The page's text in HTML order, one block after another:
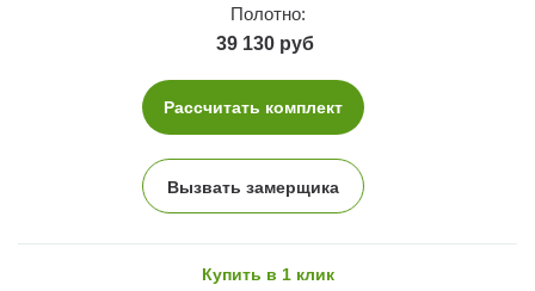
Полотно:
39 130 руб
Рассчитать комплект
Вызвать замерщика
Купить в 1 клик